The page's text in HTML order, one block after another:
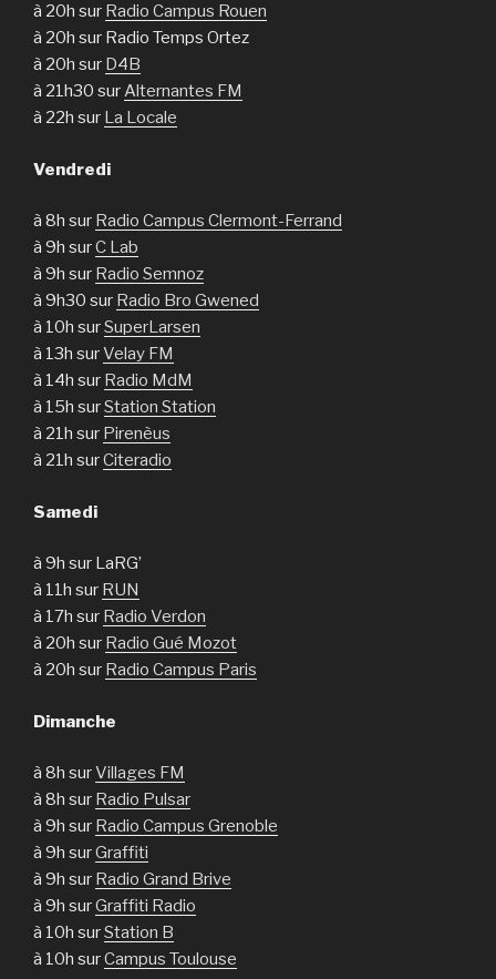
à 20h sur Radio Campus Rouen
à 20h sur Radio Temps Ortez
à 20h sur D4B
à 21h30 surAlternantes FM
à 22h sur La Locale
Vendredi
à 8h sur Radio Campus Clermont-Ferrand
à 9h surC Lab
à 9h sur Radio Semnoz
à 9h30 sur Radio Bro Gwened
à 10h surSuperLarsen
à 13h surVelay FM
à 14h sur Radio MdM
à 15h surStation Station
à 21h sur Pirenèus
à 21h surCiteradio
Samedi
à 9h sur LaRG’
à 11h sur RUN
à 17h sur Radio Verdon
à 20h sur Radio Gué Mozot
à 20h sur Radio Campus Paris
Dimanche
à 8h surVillages FM
à 8h sur Radio Pulsar
à 9h sur Radio Campus Grenoble
à 9h surGraffiti
à 9h sur Radio Grand Brive
à 9h surGraffiti Radio
à 10h surStation B
à 10h surCampus Toulouse